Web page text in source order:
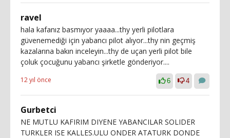
ravel
hala kafanız basmıyor yaaaa...thy yerli pilotlara
güvenemediği için yabancı pilot alıyor...thy nin geçmiş
kazalarına bakın inceleyin...thy de uçan yerli pilot bile
çoluk çocuğunu yabancı şirketle gönderiyor....
12 yıl önce 6 4
Gurbetci
NE MUTLU KAFIRIM DIYENE YABANCILAR SOLIDER
TURKLER ISE KALLES.ULU ONDER ATATURK DONDE